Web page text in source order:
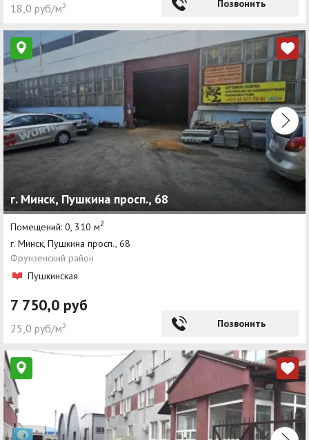
18,0 руб/м² Позвонить
г. Минск, Пушкина просп., 68
Помещений: 0, 310 м2
г. Минск, Пушкина просп., 68
Фрунзенский район
Пушкинская
7 750,0 руб
25,0 руб/м² Позвонить